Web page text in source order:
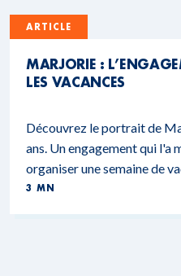
ARTICLE
MARJORIE :
LES VACANCES
Découvrez le portrait de
ans. Un engagement qui l'a
organiser une semaine de
3 MN